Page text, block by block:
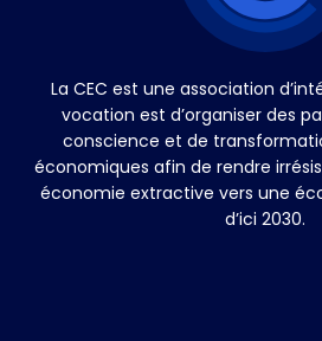
La CEC est une association
vocation est d’organiser des
conscience et de
économiques afin de rendre
économie extractive vers une
d’ici 2030.